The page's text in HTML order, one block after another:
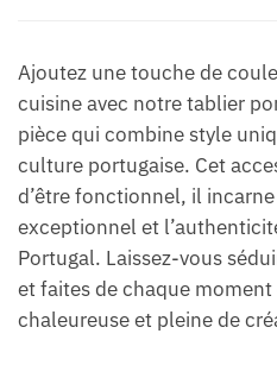
Ajoutez une touche de
cuisine avec notre tablier
pièce qui combine style
culture portugaise. Cet
d’être fonctionnel, il
exceptionnel et
Portugal. Laissez-vous
et faites de chaque
chaleureuse et pleine de